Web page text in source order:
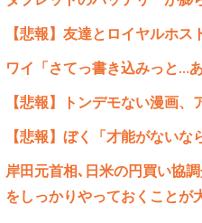
【悲報】友達とロイヤルホ
ワイ「さてっ書き込みっと…
【悲報】トンデモない漫画
【悲報】ぼく「才能がない
岸田元首相､日米の円買い協
をしっかりやっておくことが